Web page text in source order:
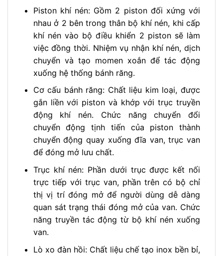
Piston khí nén: Gồm 2 piston đối xứng với
nhau ở 2 bên trong thân bộ khí nén, khi cấp
khí nén vào bộ điều khiển 2 piston sẽ làm
việc đồng thời. Nhiệm vụ nhận khí nén, dịch
chuyển và tạo momen xoắn để tác động
xuống hệ thống bánh răng.
Cơ cấu bánh răng: Chất liệu kim loại, được
gắn liền với piston và khớp với trục truyền
động khí nén. Chức năng chuyển đổi
chuyển động tịnh tiến của piston thành
chuyển động quay xuống đĩa van, trục van
để đóng mở lưu chất.
Trục khí nén: Phần dưới trục được kết nối
trực tiếp với trục van, phần trên có bộ chỉ
thị vị trí đóng mở để người dùng dễ dàng
quan sát trạng thái đóng mở của van. Chức
năng truyền tác động từ bộ khí nén xuống
van.
Lò xo đàn hồi: Chất liệu chế tạo inox bền bỉ,